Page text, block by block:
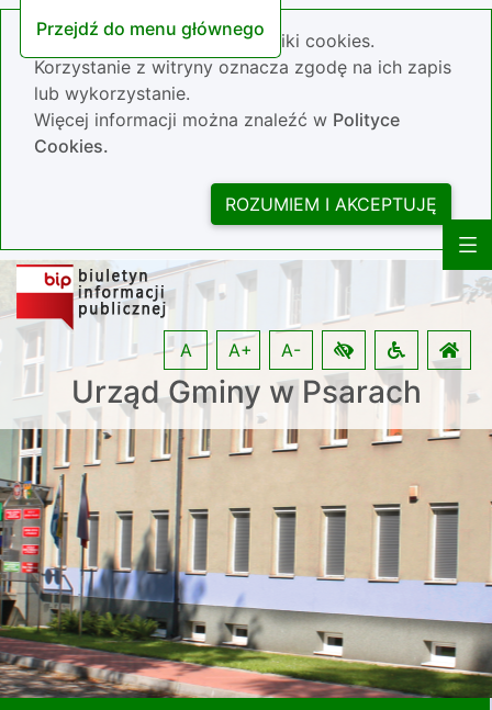
Przejdź do menu głównego
Nasza strona wykorzystuje pliki cookies.
Korzystanie z witryny oznacza zgodę na ich zapis
lub wykorzystanie.
Więcej informacji można znaleźć w Polityce
Cookies.
ROZUMIEM I AKCEPTUJĘ
Urząd Gminy w Psarach
A A+ A-